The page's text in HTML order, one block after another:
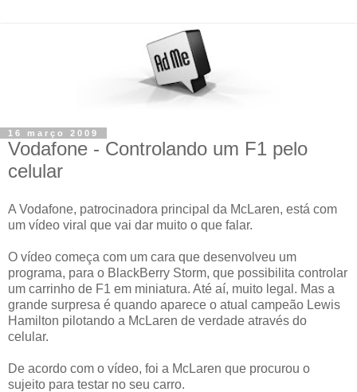
16 março 2009
Vodafone - Controlando um F1 pelo
celular
A Vodafone, patrocinadora principal da McLaren, está com
um vídeo viral que vai dar muito o que falar.
O vídeo começa com um cara que desenvolveu um
programa, para o BlackBerry Storm, que possibilita controlar
um carrinho de F1 em miniatura. Até aí, muito legal. Mas a
grande surpresa é quando aparece o atual campeão Lewis
Hamilton pilotando a McLaren de verdade através do
celular.
De acordo com o vídeo, foi a McLaren que procurou o
sujeito para testar no seu carro.